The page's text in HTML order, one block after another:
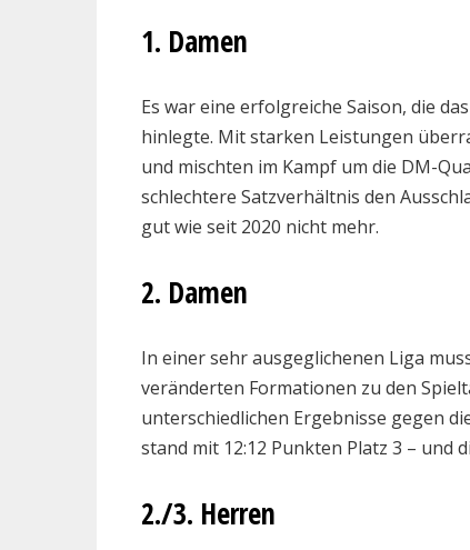
1. Damen
Es war eine erfolgreiche Saison, die
hinlegte. Mit starken Leistungen
und mischten im Kampf um die DM-
schlechtere Satzverhältnis den
gut wie seit 2020 nicht mehr.
2. Damen
In einer sehr ausgeglichenen Liga
veränderten Formationen zu den
unterschiedlichen Ergebnisse gegen
stand mit 12:12 Punkten Platz 3 – und
2./3. Herren